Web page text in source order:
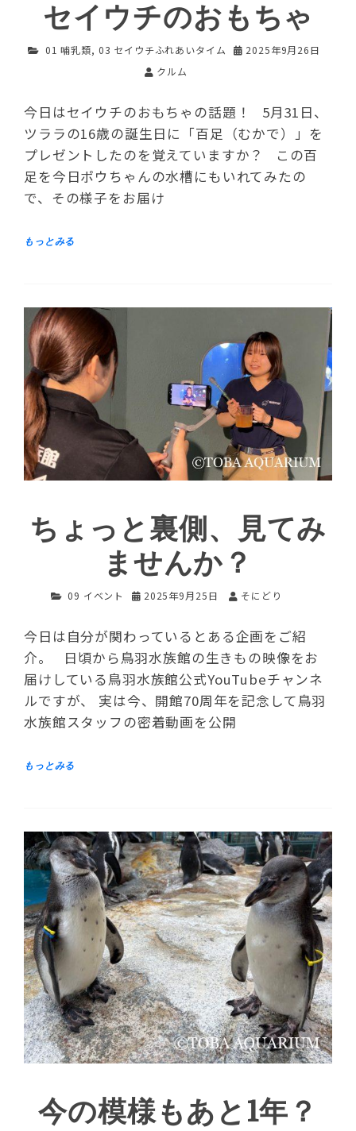
セイウチのおもちゃ
01 哺乳類, 03 セイウチふれあいタイム
2025年9月26日
クルム
今日はセイウチのおもちゃの話題！ 5月31日、
ツララの16歳の誕生日に「百足（むかで）」を
プレゼントしたのを覚えていますか？ この百
足を今日ポウちゃんの水槽にもいれてみたの
で、その様子をお届け
ちょっと裏側、見てみ
ませんか？
09 イベント 2025年9月25日 そにどり
今日は自分が関わっているとある企画をご紹
介。 日頃から鳥羽水族館の生きもの映像をお
届けしている鳥羽水族館公式YouTubeチャンネ
ルですが、 実は今、開館70周年を記念して鳥羽
水族館スタッフの密着動画を公開
今の模様もあと1年？